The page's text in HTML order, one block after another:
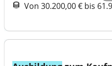
Von 30.200,00 € bis